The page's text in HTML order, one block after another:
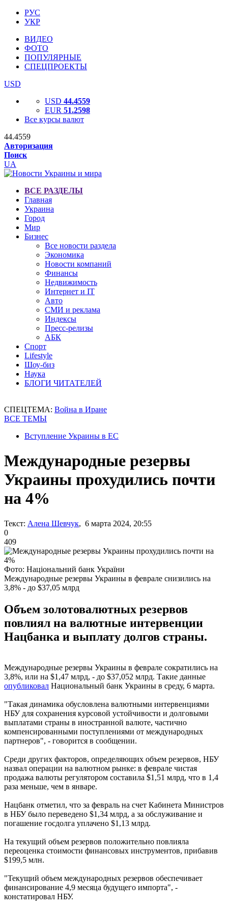
РУС
УКР
ВИДЕО
ФОТО
ПОПУЛЯРНЫЕ
СПЕЦПРОЕКТЫ
USD
USD 44.4559
EUR 51.2598
Все курсы валют
44.4559
Авторизация
Поиск
UA
ВСЕ РАЗДЕЛЫ
Главная
Украина
Город
Мир
Бизнес
Все новости раздела
Экономика
Новости компаний
Финансы
Недвижимость
Интернет и IT
Авто
СМИ и реклама
Индексы
Пресс-релизы
АБК
Спорт
Lifestyle
Шоу-биз
Наука
БЛОГИ ЧИТАТЕЛЕЙ
СПЕЦТЕМА: Война в Иране
ВСЕ ТЕМЫ
Вступление Украины в ЕС
Международные резервы
Украины прохудились почти
на 4%
Текст: Алена Шевчук, 6 марта 2024, 20:55
0
409
Фото: Національний банк України
Международные резервы Украины в феврале снизились на
3,8% - до $37,05 млрд
Объем золотовалютных резервов
повлиял на валютные интервенции
Нацбанка и выплату долгов страны.
Международные резервы Украины в феврале сократились на
3,8%, или на $1,47 млрд, - до $37,052 млрд. Такие данные
опубликовал Национальный банк Украины в среду, 6 марта.
"Такая динамика обусловлена валютными интервенциями
НБУ для сохранения курсовой устойчивости и долговыми
выплатами страны в иностранной валюте, частично
компенсированными поступлениями от международных
партнеров", - говорится в сообщении.
Среди других факторов, определяющих объем резервов, НБУ
назвал операции на валютном рынке: в феврале чистая
продажа валюты регулятором составила $1,51 млрд, что в 1,4
раза меньше, чем в январе.
Нацбанк отметил, что за февраль на счет Кабинета Министров
в НБУ было переведено $1,34 млрд, а за обслуживание и
погашение госдолга уплачено $1,13 млрд.
На текущий объем резервов положительно повлияла
переоценка стоимости финансовых инструментов, прибавив
$199,5 млн.
"Текущий объем международных резервов обеспечивает
финансирование 4,9 месяца будущего импорта", -
констатировал НБУ.